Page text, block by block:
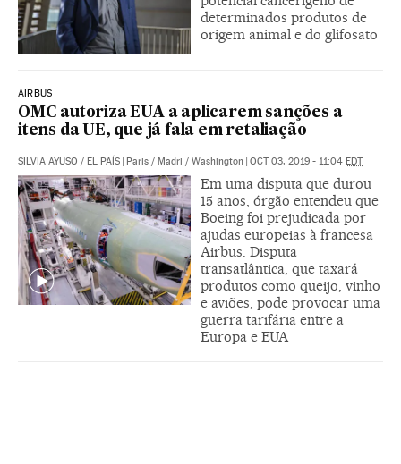
determinados produtos de
origem animal e do glifosato
AIRBUS
OMC autoriza EUA a aplicarem sanções a
itens da UE, que já fala em retaliação
SILVIA AYUSO / EL PAÍS | Paris / Madri / Washington | OCT 03, 2019 - 11:04 EDT
Em uma disputa que durou
15 anos, órgão entendeu que
Boeing foi prejudicada por
ajudas europeias à francesa
Airbus. Disputa
transatlântica, que taxará
produtos como queijo, vinho
e aviões, pode provocar uma
guerra tarifária entre a
Europa e EUA